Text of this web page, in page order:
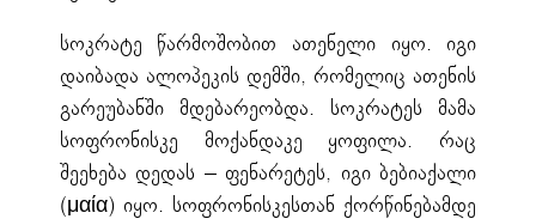
სოკრატე წარმოშობით ათენელი იყო. იგი
დაიბადა ალოპეკის დემში, რომელიც ათენის
გარეუბანში მდებარეობდა. სოკრატეს მამა
სოფრონისკე მოქანდაკე ყოფილა. რაც
შეეხება დედას – ფენარეტეს, იგი ბებიაქალი
(μαία) იყო. სოფრონისკესთან ქორწინებამდე